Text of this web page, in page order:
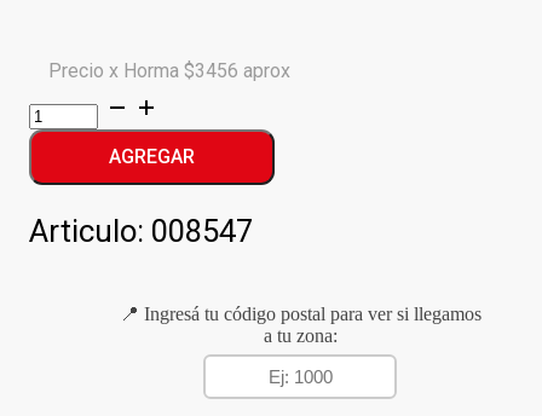
Precio x Horma $3456 aprox
214
SALAMIN
GRUESO AGREGAR
Articulo: 008547
📍 Ingresá tu código postal para ver si llegamos
a tu zona: